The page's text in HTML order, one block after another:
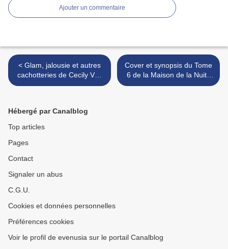
Ajouter un commentaire
< Glam, jalousie et autres
cachotteries de Cecily Von
Ziegesar
Cover et synopsis du Tome
6 de la Maison de la Nuit :
Tentée de PC et Kristin Cast
Hébergé par Canalblog
Top articles
Pages
Contact
Signaler un abus
C.G.U.
Cookies et données personnelles
Préférences cookies
Voir le profil de evenusia sur le portail Canalblog